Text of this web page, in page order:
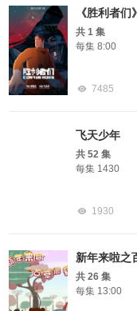
《胜利者们》
共 1 集
每集 8:00
7485
飞天少年
共 52 集
每集 1430
1930
新年来啦之
共 26 集
每集 13:00